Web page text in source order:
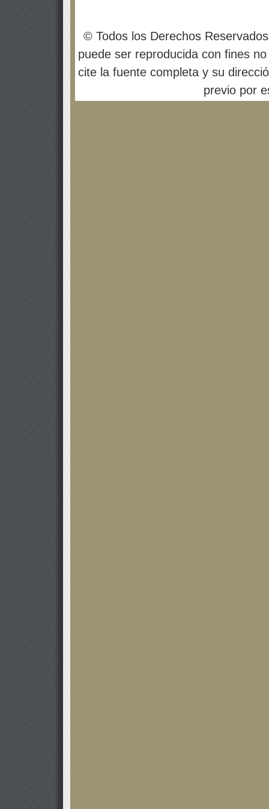
© Todos los Derechos
puede ser reproducida con fines
cite la fuente completa y su
previo por